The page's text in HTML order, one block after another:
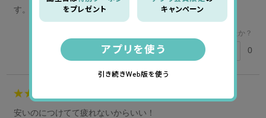
す。使い続けたいと思います
このレビューは参考になりましたか？
参考になった 0
安いのにつけてて疲れないからいい！